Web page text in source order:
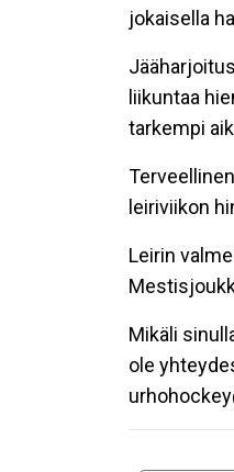
jokaisella
liikuntaa
tarkempi
leiriviikon
Leirin
Mikäli
ole